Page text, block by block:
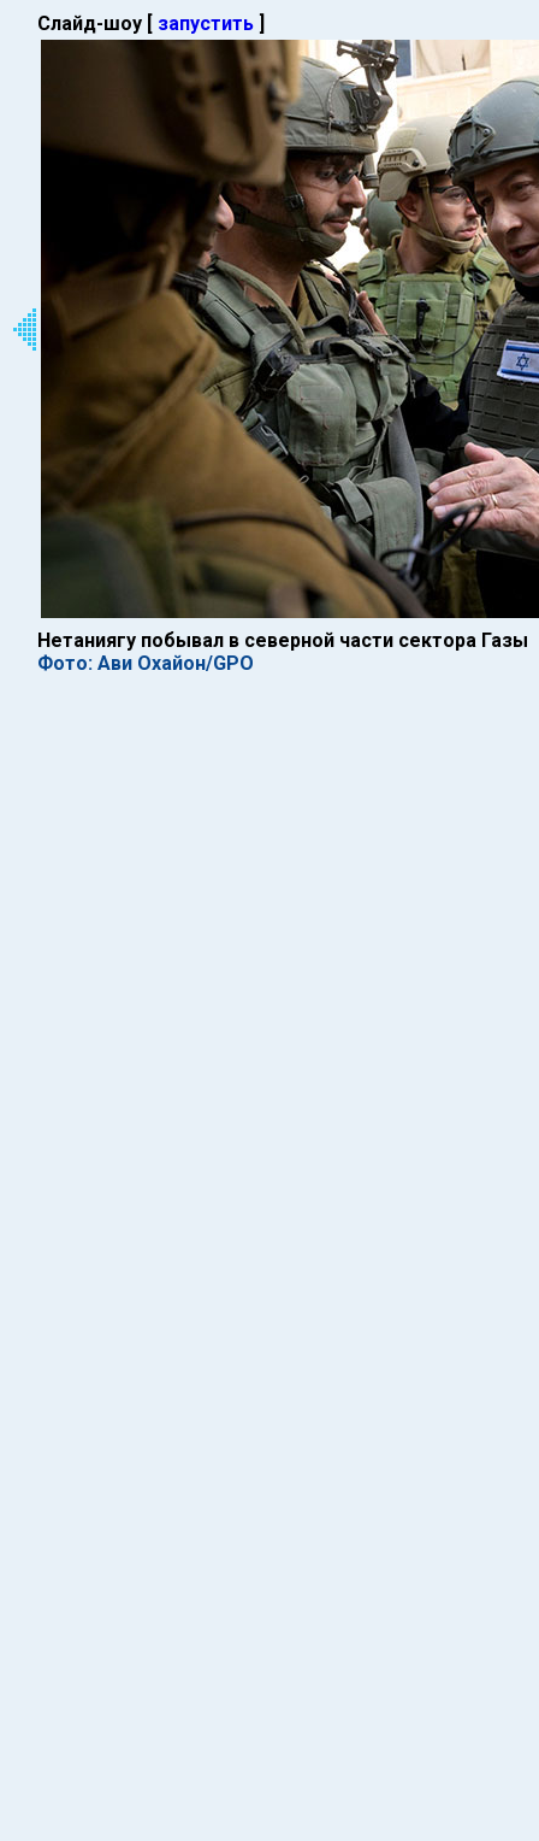
Слайд-шоу [ запустить ]
Нетаниягу побывал в северной части сектора Газы
Фото: Ави Охайон/GPO